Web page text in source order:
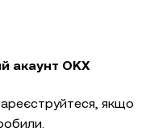
акаунт OKX
якщо